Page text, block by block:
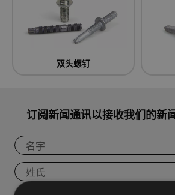
双头螺钉
订阅新闻通讯以接收我们的新